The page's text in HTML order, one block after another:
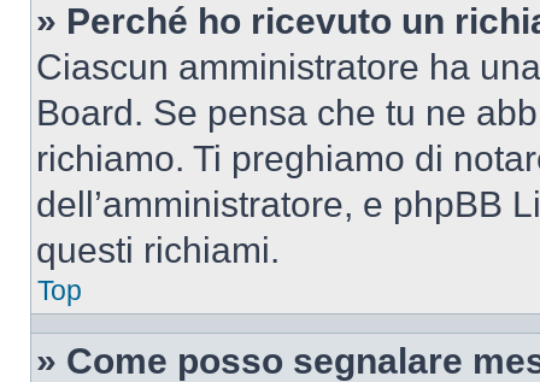
» Perché ho ricevuto un
Ciascun amministratore ha
Board. Se pensa che tu ne
richiamo. Ti preghiamo di
dell’amministratore, e phpBB
questi richiami.
Top
» Come posso segnalare